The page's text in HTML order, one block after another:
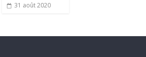
31 août 2020